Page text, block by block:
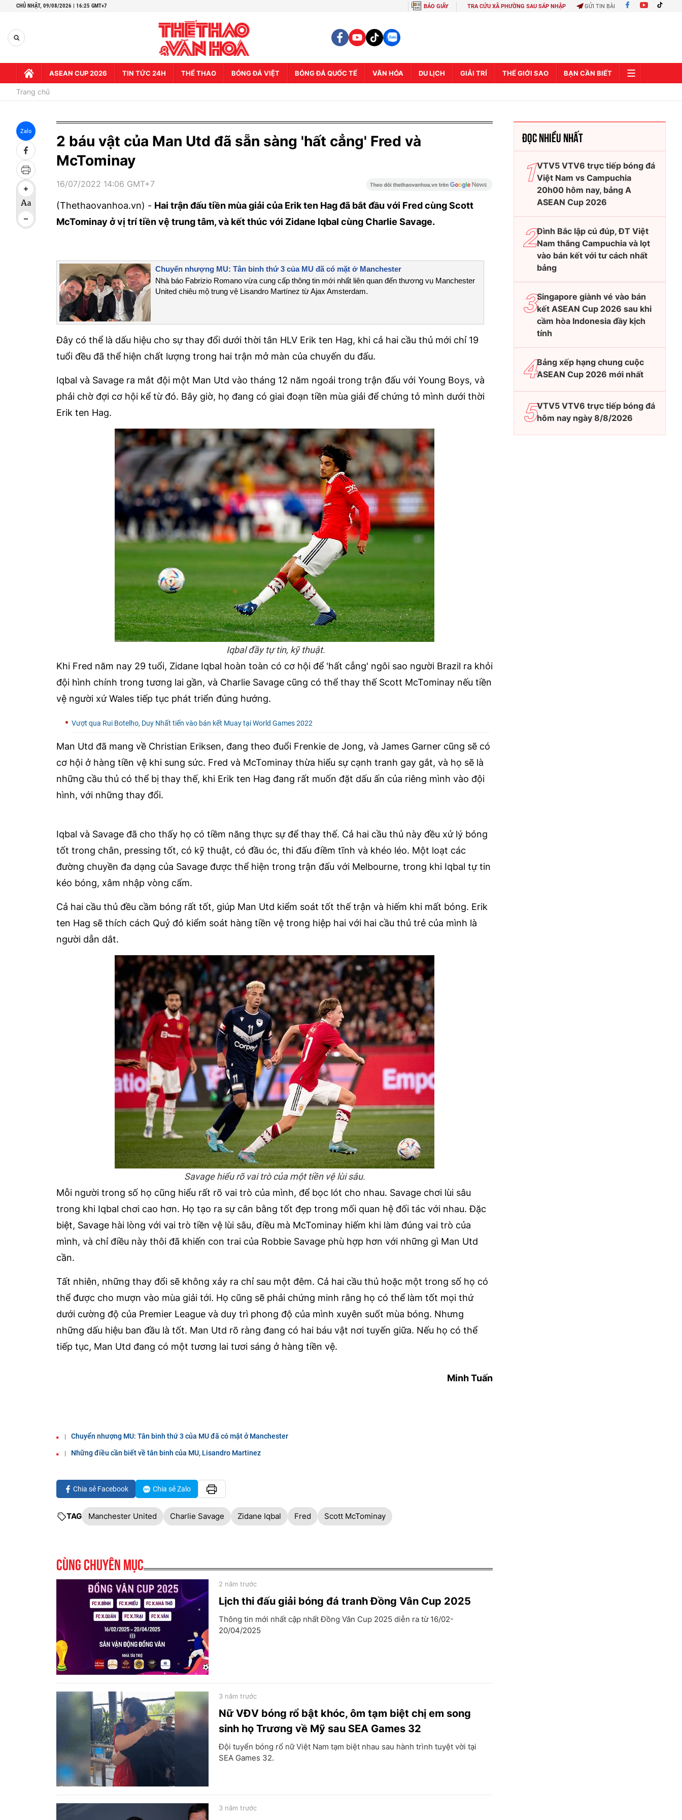
CHỦ NHẬT, 09/08/2026 | 16:25 GMT+7 BÁO GIẤY TRA CỨU XÃ PHƯỜNG SAU SÁP NHẬP GỬI TIN BÀI
ASEAN CUP 2026 TIN TỨC 24H THỂ THAO BÓNG ĐÁ VIỆT BÓNG ĐÁ QUỐC TẾ VĂN HÓA DU LỊCH GIẢI TRÍ THẾ GIỚI SAO BẠN CẦN BIẾT
Trang chủ
Zalo
2 báu vật của Man Utd đã sẵn sàng 'hất cẳng' Fred và
McTominay
16/07/2022 14:06 GMT+7
(Thethaovanhoa.vn) - Hai trận đấu tiền mùa giải của Erik ten Hag đã bắt đầu với Fred cùng Scott
McTominay ở vị trí tiền vệ trung tâm, và kết thúc với Zidane Iqbal cùng Charlie Savage.
Chuyển nhượng MU: Tân binh thứ 3 của MU đã có mặt ở Manchester
Nhà báo Fabrizio Romano vừa cung cấp thông tin mới nhất liên quan đến thương vụ Manchester
United chiêu mộ trung vệ Lisandro Martínez từ Ajax Amsterdam.
Đây có thể là dấu hiệu cho sự thay đổi dưới thời tân HLV Erik ten Hag, khi cả hai cầu thủ mới chỉ 19
tuổi đều đã thể hiện chất lượng trong hai trận mở màn của chuyến du đấu.
Iqbal và Savage ra mắt đội một Man Utd vào tháng 12 năm ngoái trong trận đấu với Young Boys, và
phải chờ đợi cơ hội kể từ đó. Bây giờ, họ đang có giai đoạn tiền mùa giải để chứng tỏ mình dưới thời
Erik ten Hag.
Iqbal đầy tự tin, kỹ thuật.
Khi Fred năm nay 29 tuổi, Zidane Iqbal hoàn toàn có cơ hội để 'hất cẳng' ngôi sao người Brazil ra khỏi
đội hình chính trong tương lai gần, và Charlie Savage cũng có thể thay thế Scott McTominay nếu tiền
vệ người xứ Wales tiếp tục phát triển đúng hướng.
Vượt qua Rui Botelho, Duy Nhất tiến vào bán kết Muay tại World Games 2022
Man Utd đã mang về Christian Eriksen, đang theo đuổi Frenkie de Jong, và James Garner cũng sẽ có
cơ hội ở hàng tiền vệ khi sung sức. Fred và McTominay thừa hiểu sự cạnh tranh gay gắt, và họ sẽ là
những cầu thủ có thể bị thay thế, khi Erik ten Hag đang rất muốn đặt dấu ấn của riêng mình vào đội
hình, với những thay đổi.
Iqbal và Savage đã cho thấy họ có tiềm năng thực sự để thay thế. Cả hai cầu thủ này đều xử lý bóng
tốt trong chân, pressing tốt, có kỹ thuật, có đầu óc, thi đấu điềm tĩnh và khéo léo. Một loạt các
đường chuyền đa dạng của Savage được thể hiện trong trận đấu với Melbourne, trong khi Iqbal tự tin
kéo bóng, xâm nhập vòng cấm.
Cả hai cầu thủ đều cầm bóng rất tốt, giúp Man Utd kiểm soát tốt thế trận và hiếm khi mất bóng. Erik
ten Hag sẽ thích cách Quỷ đỏ kiểm soát hàng tiền vệ trong hiệp hai với hai cầu thủ trẻ của mình là
người dẫn dắt.
Savage hiểu rõ vai trò của một tiền vệ lùi sâu.
Mỗi người trong số họ cũng hiểu rất rõ vai trò của mình, để bọc lót cho nhau. Savage chơi lùi sâu
trong khi Iqbal chơi cao hơn. Họ tạo ra sự cân bằng tốt đẹp trong mối quan hệ đối tác với nhau. Đặc
biệt, Savage hài lòng với vai trò tiền vệ lùi sâu, điều mà McTominay hiếm khi làm đúng vai trò của
mình, và chỉ điều này thôi đã khiến con trai của Robbie Savage phù hợp hơn với những gì Man Utd
cần.
Tất nhiên, những thay đổi sẽ không xảy ra chỉ sau một đêm. Cả hai cầu thủ hoặc một trong số họ có
thể được cho mượn vào mùa giải tới. Họ cũng sẽ phải chứng minh rằng họ có thể làm tốt mọi thứ
dưới cường độ của Premier League và duy trì phong độ của mình xuyên suốt mùa bóng. Nhưng
những dấu hiệu ban đầu là tốt. Man Utd rõ ràng đang có hai báu vật nơi tuyến giữa. Nếu họ có thể
tiếp tục, Man Utd đang có một tương lai tươi sáng ở hàng tiền vệ.
Minh Tuấn
Chuyển nhượng MU: Tân binh thứ 3 của MU đã có mặt ở Manchester
Những điều cần biết về tân binh của MU, Lisandro Martinez
Chia sẻ Facebook Chia sẻ Zalo
TAG Manchester United Charlie Savage Zidane Iqbal Fred Scott McTominay
Cùng chuyên mục
Lịch thi đấu giải bóng đá tranh Đồng Vân Cup 2025
2 năm trước
Thông tin mới nhất cập nhất Đồng Vân Cup 2025 diễn ra từ 16/02-
20/04/2025
Nữ VĐV bóng rổ bật khóc, ôm tạm biệt chị em song
sinh họ Trương về Mỹ sau SEA Games 32
3 năm trước
Đội tuyển bóng rổ nữ Việt Nam tạm biệt nhau sau hành trình tuyệt vời tại
SEA Games 32.
3 năm trước
ĐỌC NHIỀU NHẤT
VTV5 VTV6 trực tiếp bóng đá
Việt Nam vs Campuchia
20h00 hôm nay, bảng A
ASEAN Cup 2026
Đình Bắc lập cú đúp, ĐT Việt
Nam thắng Campuchia và lọt
vào bán kết với tư cách nhất
bảng
Singapore giành vé vào bán
kết ASEAN Cup 2026 sau khi
cầm hòa Indonesia đầy kịch
tính
Bảng xếp hạng chung cuộc
ASEAN Cup 2026 mới nhất
VTV5 VTV6 trực tiếp bóng đá
hôm nay ngày 8/8/2026